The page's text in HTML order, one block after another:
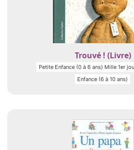
Trouvé ! (Livre)
Petite Enfance (0 à 6 ans) Mille 1er
Enfance (6 à 10 ans)